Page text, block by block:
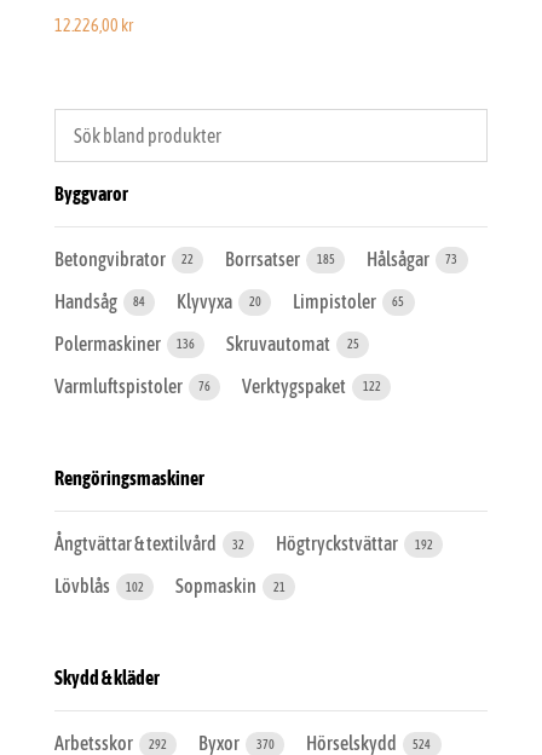
12.226,00 kr
Byggvaror
Betongvibrator 22 Borrsatser 185 Hålsågar 73
Handsåg 84 Klyvyxa 20 Limpistoler 65
Polermaskiner 136 Skruvautomat 25
Varmluftspistoler 76 Verktygspaket 122
Rengöringsmaskiner
Ångtvättar & textilvård 32 Högtryckstvättar 192
Lövblås 102 Sopmaskin 21
Skydd & kläder
Arbetsskor 292 Byxor 370 Hörselskydd 524